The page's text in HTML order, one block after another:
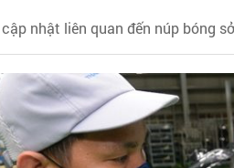
nhật liên quan đến núp bóng